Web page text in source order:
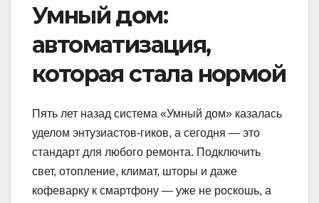
Умный дом:
автоматизация,
которая стала нормой
Пять лет назад система «Умный дом» казалась
уделом энтузиастов-гиков, а сегодня — это
стандарт для любого ремонта. Подключить
свет, отопление, климат, шторы и даже
кофеварку к смартфону — уже не роскошь, а